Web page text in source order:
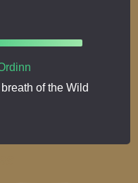
of the Wild